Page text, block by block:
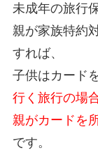
未成年の旅行
親が家族特約
すれば、
子供はカード
行く旅行の場
親がカードを
です。